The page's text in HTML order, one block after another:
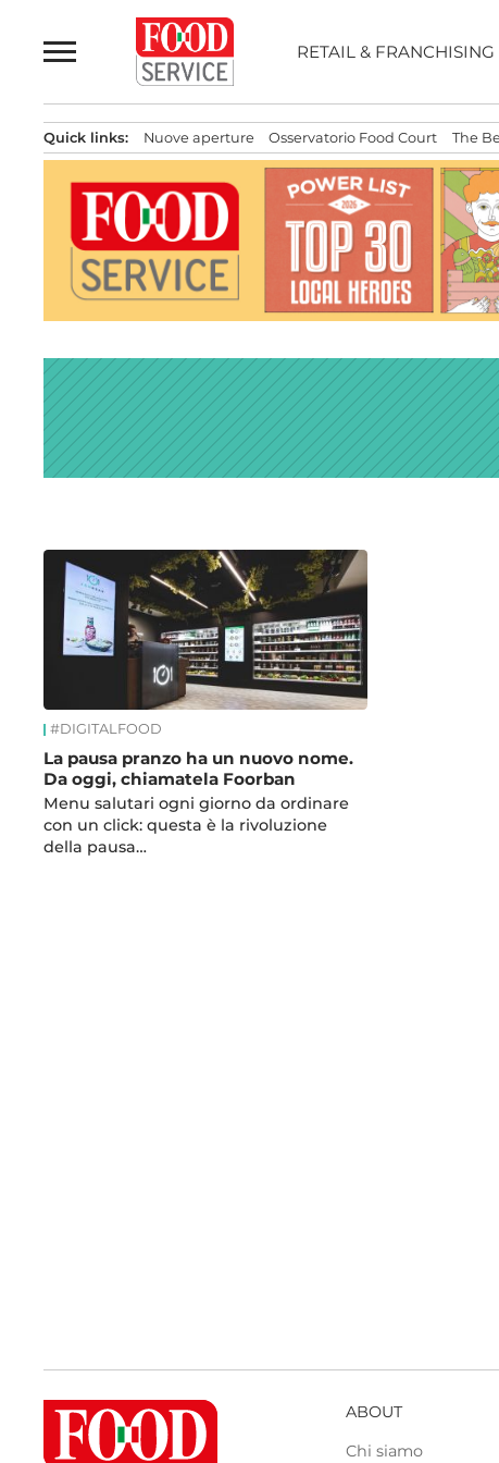
al
contenuto
RETAIL & FRANCHISING
Quick links: Nuove aperture Osservatorio Food Court The
News
#DIGITALFOOD
La pausa pranzo ha un nuovo nome.
Da oggi, chiamatela Foorban
Menu salutari ogni giorno da ordinare
con un click: questa è la rivoluzione
della pausa…
ABOUT
Chi siamo